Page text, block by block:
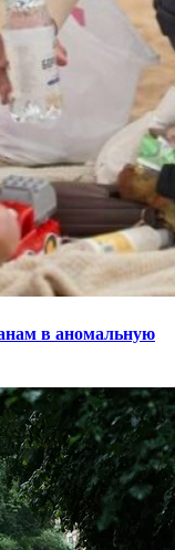
в аномальную